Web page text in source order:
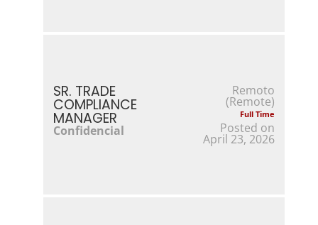
SR. TRADE
COMPLIANCE
MANAGER
Confidencial
Remoto
(Remote)
Full Time
Posted on
April 23, 2026